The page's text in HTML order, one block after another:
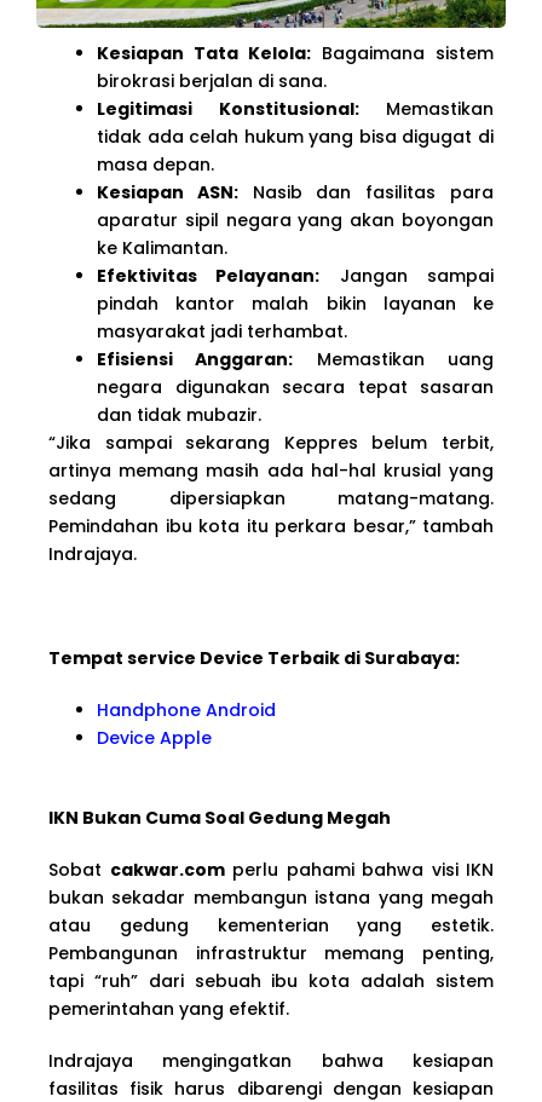
Kesiapan Tata Kelola: Bagaimana sistem
birokrasi berjalan di sana.
Legitimasi Konstitusional:Memastikan
tidak ada celah hukum yang bisa digugat di
masa depan.
Kesiapan ASN:Nasib dan fasilitas para
aparatur sipil negara yang akan boyongan
ke Kalimantan.
Efektivitas Pelayanan: Jangan sampai
pindah kantor malah bikin layanan ke
masyarakat jadi terhambat.
Efisiensi Anggaran: Memastikan uang
negara digunakan secara tepat sasaran
dan tidak mubazir.
“Jika sampai sekarang Keppres belum terbit,
artinya memang masih ada hal-hal krusial yang
sedang dipersiapkan matang-matang.
Pemindahan ibu kota itu perkara besar,” tambah
Indrajaya.
Tempat service Device Terbaik di Surabaya:
Handphone Android
Device Apple
IKN Bukan Cuma Soal Gedung Megah
Sobat cakwar.comperlu pahami bahwa visi IKN
bukan sekadar membangun istana yang megah
atau gedung kementerian yang estetik.
Pembangunan infrastruktur memang penting,
tapi “ruh” dari sebuah ibu kota adalah sistem
pemerintahan yang efektif.
Indrajaya mengingatkan bahwa kesiapan
fasilitas fisik harus dibarengi dengan kesiapan